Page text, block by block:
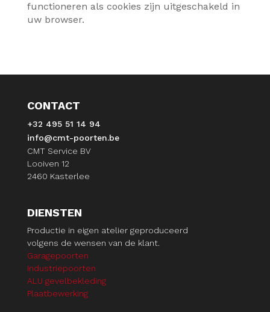
functioneren als cookies zijn uitgeschakeld in
uw browser.
CONTACT
+32 495 51 14 94
info@cmt-poorten.be
CMT Service BV
Looiven 12
2460 Kasterlee
DIENSTEN
Productie in eigen atelier geproduceerd
volgens de wensen van de klant.
Garagepoorten
Industriepoorten
ALU gevelbekleding
Plaatbewerking